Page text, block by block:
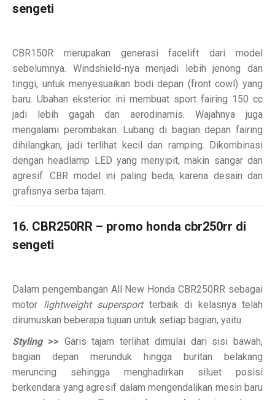
sengeti
CBR150R merupakan generasi facelift dari model
sebelumnya. Windshield-nya menjadi lebih jenong dan
tinggi, untuk menyesuaikan bodi depan (front cowl) yang
baru. Ubahan eksterior ini membuat sport fairing 150 cc
jadi lebih gagah dan aerodinamis. Wajahnya juga
mengalami perombakan. Lubang di bagian depan fairing
dihilangkan, jadi terlihat kecil dan ramping. Dikombinasi
dengan headlamp LED yang menyipit, makin sangar dan
agresif. CBR model ini paling beda, karena desain dan
grafisnya serba tajam.
16. CBR250RR – promo honda cbr250rr di
sengeti
Dalam pengembangan All New Honda CBR250RR sebagai
motor lightweight supersportterbaik di kelasnya telah
dirumuskan beberapa tujuan untuk setiap bagian, yaitu:
Styling>> Garis tajam terlihat dimulai dari sisi bawah,
bagian depan merunduk hingga buritan belakang
meruncing sehingga menghadirkan siluet posisi
berkendara yang agresif dalam mengendalikan mesin baru